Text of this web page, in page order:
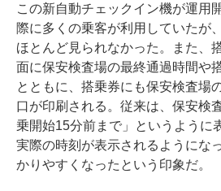
この新自動チェックイン機が運用
際に多くの乗客が利用していたが
ほとんど見られなかった。また、
面に保安検査場の最終通過時間や
とともに、搭乗券にも保安検査場
口が印刷される。従来は、保安検
乗開始15分前まで」というように
実際の時刻が表示されるようにな
かりやすくなったという印象だ。